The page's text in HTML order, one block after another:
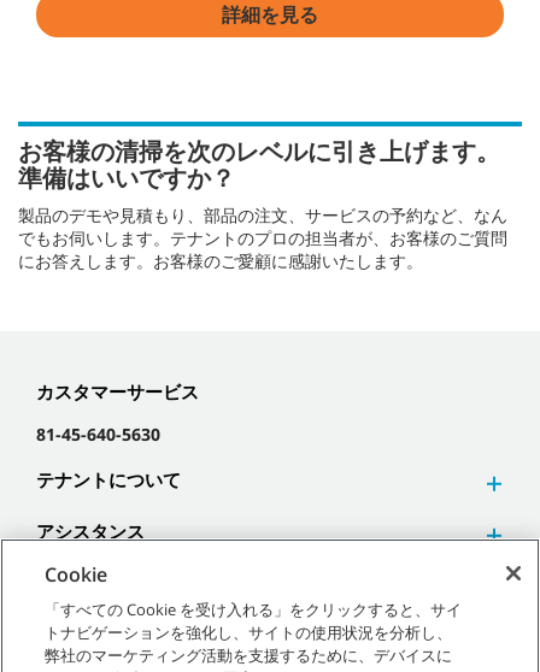
詳細を見る
お客様の清掃を次のレベルに引き上げます。
準備はいいですか？
製品のデモや見積もり、部品の注文、サービスの予約など、なん
でもお伺いします。テナントのプロの担当者が、お客様のご質問
にお答えします。お客様のご愛顧に感謝いたします。
カスタマーサービス
81-45-640-5630
テナントについて
アシスタンス
©2026テナントカンパニー 無断複写･転載を禁じます。
Cookie
「すべての Cookie を受け入れる」をクリックすると、サイ
トナビゲーションを強化し、サイトの使用状況を分析し、
弊社のマーケティング活動を支援するために、デバイスに